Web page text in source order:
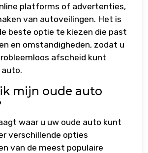
platforms of advertenties,
van autoveilingen. Het is
beste optie te kiezen die past
en omstandigheden, zodat u
afscheid kunt
mijn oude auto
waar u uw oude auto kunt
verschillende opties
van de meest populaire